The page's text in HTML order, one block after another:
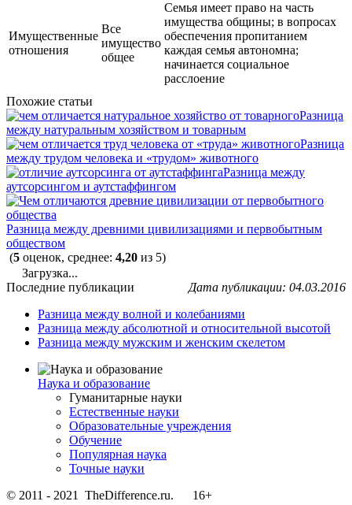
Имущественные
отношения
Все
имущество
общее
Семья имеет право на часть
имущества общины; в вопросах
обеспечения пропитанием
каждая семья автономна;
начинается социальное
расслоение
Похожие статьи
Разница
между натуральным хозяйством и товарным
Разница
между трудом человека и «трудом» животного
Разница между
аутсорсингом и аутстаффингом
Разница между древними цивилизациями и первобытным
обществом
(5 оценок, среднее: 4,20 из 5)
Загрузка...
Дата публикации: 04.03.2016
Последние публикации
Разница между волной и колебаниями
Разница между абсолютной и относительной высотой
Разница между мужским и женским скелетом
Наука и образование
Гуманитарные науки
Естественные науки
Образовательные учреждения
Обучение
Популярная наука
Точные науки
© 2011 - 2021 TheDifference.ru. 16+